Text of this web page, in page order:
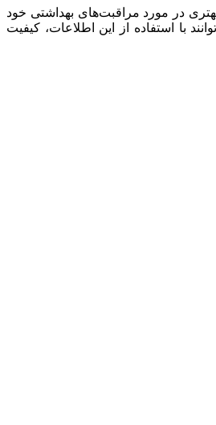
در مورد مراقبت‌های بهداشتی خود
با استفاده از این اطلاعات، کیفیت